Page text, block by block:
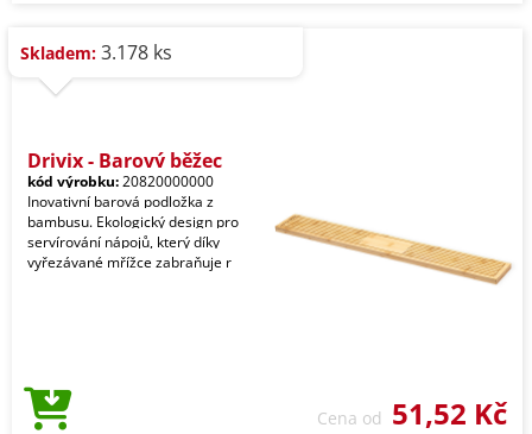
Skladem: 3.178 ks
Drivix - Barový běžec
kód výrobku:20820000000
Inovativní barová podložka z
bambusu. Ekologický design pro
servírování nápojů, který díky
vyřezávané mřížce zabraňuje r
Cena od 51,52 Kč